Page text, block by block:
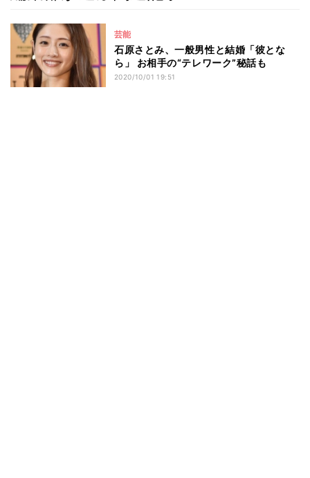
芸能
石原さとみ、一般男性と結婚「彼とな
ら」 お相手の“テレワーク”秘話も
2020/10/01 19:51